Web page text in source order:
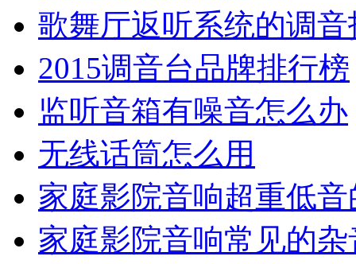
歌舞厅返听系统的调音
2015调音台品牌排行榜
监听音箱有噪音怎么办
无线话筒怎么用
家庭影院音响超重低
家庭影院音响常见的